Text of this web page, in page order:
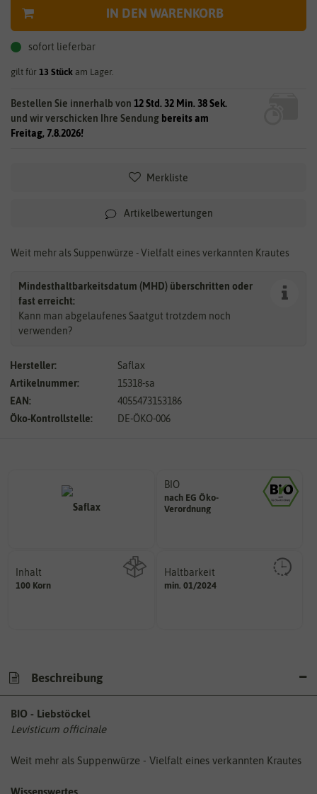
IN DEN WARENKORB
sofort lieferbar
gilt für 13 Stück am Lager.
Bestellen Sie innerhalb von 12 Std. 32 Min. 38 Sek.
und wir verschicken Ihre Sendung bereits am
Freitag, 7.8.2026!
Merkliste
Artikelbewertungen
Weit mehr als Suppenwürze - Vielfalt eines verkannten Krautes
Mindesthaltbarkeitsdatum (MHD) überschritten oder
fast erreicht:
Kann man abgelaufenes Saatgut trotzdem noch
verwenden?
Hersteller:
Saflax
Artikelnummer:
15318-sa
EAN:
4055473153186
Öko-Kontrollstelle:
DE-ÖKO-006
BIO
nach EG Öko-
Verordnung
den Richtlinien der biologischen
Landwirtschaft arbeiten.
Inhalt
100 KornWie viel ist enthalten
Haltbarkeit
min. 01/2024
und Pflanzgut sehr gut keimen
sollte.
Beschreibung
BIO - Liebstöckel
Levisticum officinale
Weit mehr als Suppenwürze - Vielfalt eines verkannten Krautes